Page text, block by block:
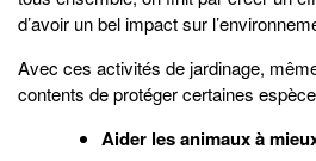
d’avoir un bel impact sur
Avec ces activités de jardinage,
contents de protéger certaines
Aider les animaux à